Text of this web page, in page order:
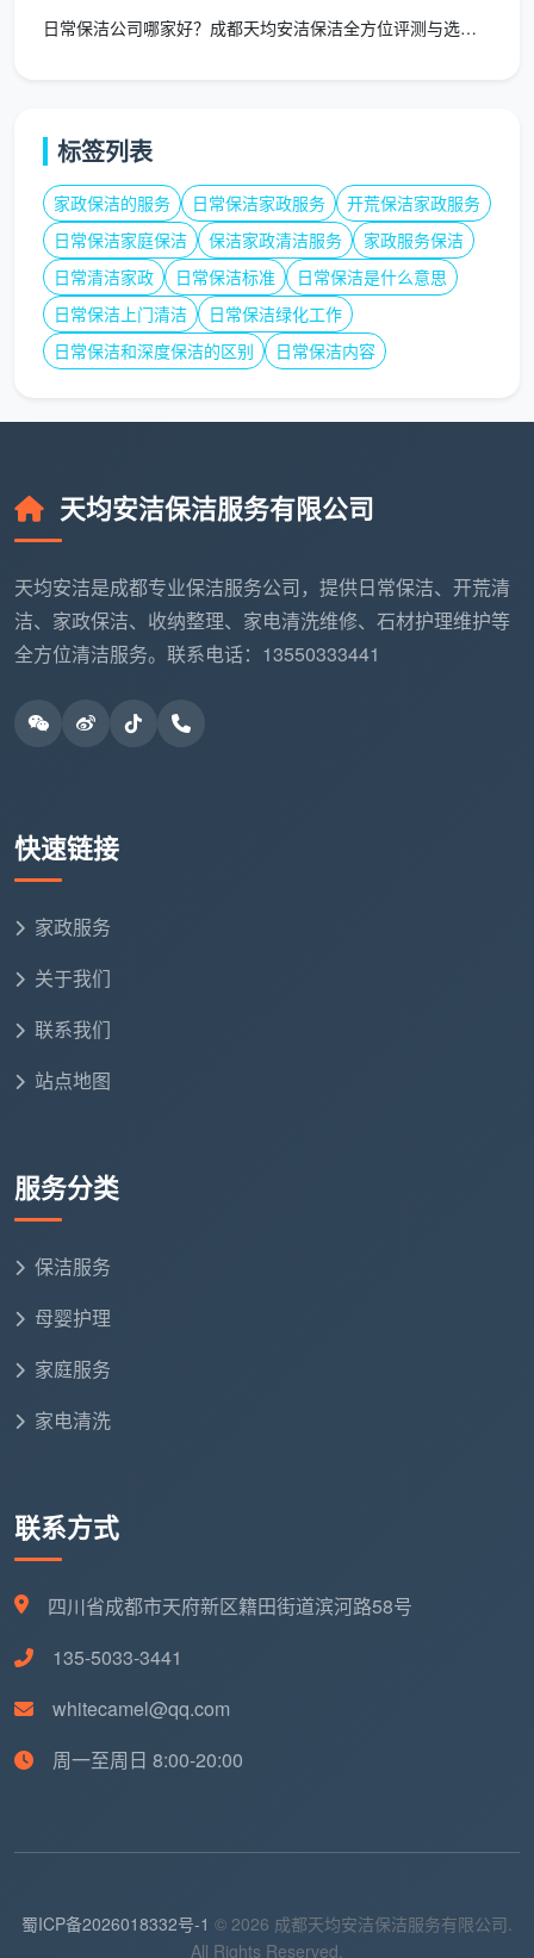
日常保洁公司哪家好？成都天均安洁保洁全方位评测与选择指南
标签列表
家政保洁的服务 日常保洁家政服务
开荒保洁家政服务
日常保洁家庭保洁
保洁家政清洁服务
家政服务保洁
日常清洁家政
日常保洁标准
日常保洁是什么意思
日常保洁上门清洁
日常保洁绿化工作
日常保洁和深度保洁的区别
日常保洁内容
天均安洁保洁服务有限公司
天均安洁是成都专业保洁服务公司，提供日常保洁、开荒清
洁、家政保洁、收纳整理、家电清洗维修、石材护理维护等
全方位清洁服务。联系电话：13550333441
快速链接
家政服务
关于我们
联系我们
站点地图
服务分类
保洁服务
母婴护理
家庭服务
家电清洗
联系方式
四川省成都市天府新区籍田街道滨河路58号
135-5033-3441
whitecamel@qq.com
周一至周日 8:00-20:00
蜀ICP备2026018332号-1 © 2026 成都天均安洁保洁服务有限公司.
All Rights Reserved.